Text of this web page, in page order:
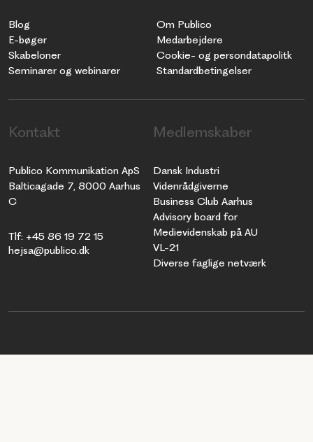
Blog
E-bøger
Skabeloner
Seminarer og webinarer
Om Publico
Medarbejdere
Cookie- og persondatapolitk
Standardbetingelser
Kontakt
Publico Kommunikation ApS
Balticagade 7, 8000 Aarhus
C
Tlf: +45 86 19 72 15
hejsa@publico.dk
Medlemskaber
Dansk Industri
Videnrådgiverne
Business Club Aarhus
Advisory board for
Medievidenskab på AU
VL-21
Diverse faglige netværk